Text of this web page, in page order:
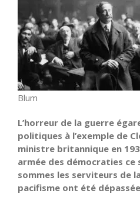
Blum
L’horreur de la guerre
politiques à l’exemple de
ministre britannique en
armée des démocraties ce
sommes les serviteurs de
pacifisme ont été